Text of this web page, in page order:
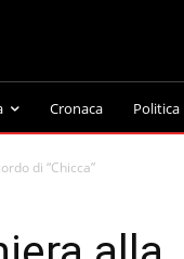
Cronaca Politica
di “Chicca”